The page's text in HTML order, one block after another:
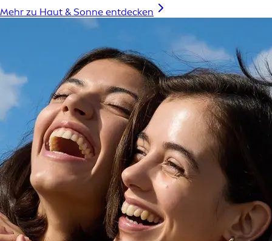
Mehr zu Haut & Sonne entdecken